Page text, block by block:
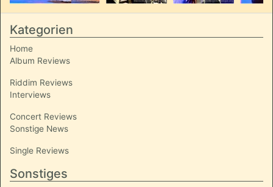
Kategorien
Home
Album Reviews
Riddim Reviews
Interviews
Concert Reviews
Sonstige News
Single Reviews
Sonstiges